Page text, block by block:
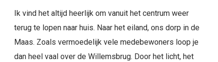
Ik vind het altijd heerlijk om vanuit het centrum weer
terug te lopen naar huis. Naar het eiland, ons dorp in de
Maas. Zoals vermoedelijk vele medebewoners loop je
dan heel vaal over de Willemsbrug. Door het licht, het